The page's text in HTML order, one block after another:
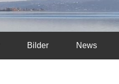
Bilder News